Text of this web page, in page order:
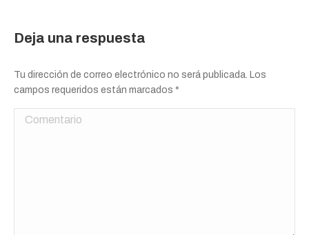
Deja una respuesta
Tu dirección de correo electrónico no será publicada. Los
campos requeridos están marcados *
Comentario